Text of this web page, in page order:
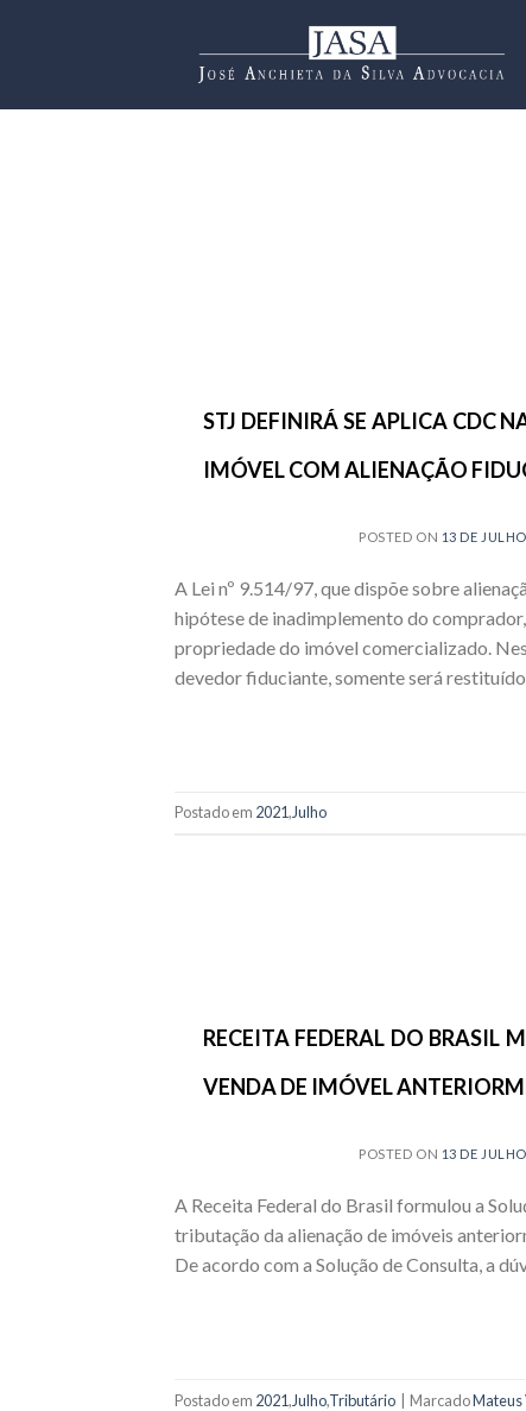
STJ DEFINIRÁ SE APLICA CDC
IMÓVEL COM ALIENAÇÃO
POSTED ON 13 DE
A Lei nº 9.514/97, que dispõe sobre
hipótese de inadimplemento do
propriedade do imóvel comercializado.
devedor fiduciante, somente será
Postado em 2021,Julho
RECEITA FEDERAL DO BRASIL
VENDA DE IMÓVEL
POSTED ON 13 DE
A Receita Federal do Brasil formulou a
tributação da alienação de imóveis
De acordo com a Solução de Consulta, a
Postado em 2021,Julho,Tributário MarcadoMateus